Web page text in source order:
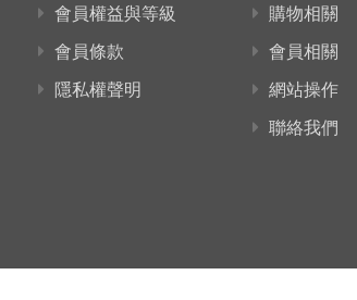
會員權益與等級
會員條款
隱私權聲明
購物相關
會員相關
網站操作
聯絡我們